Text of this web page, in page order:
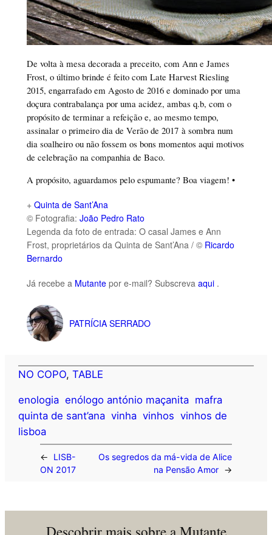
De volta à mesa decorada a preceito, com Ann e James
Frost, o último brinde é feito com Late Harvest Riesling
2015, engarrafado em Agosto de 2016 e dominado por uma
doçura contrabalança por uma acidez, ambas q.b, com o
propósito de terminar a refeição e, ao mesmo tempo,
assinalar o primeiro dia de Verão de 2017 à sombra num
dia soalheiro ou não fossem os bons momentos aqui motivos
de celebração na companhia de Baco.
A propósito, aguardamos pelo espumante? Boa viagem! •
+ Quinta de Sant’Ana
© Fotografia: João Pedro Rato
Legenda da foto de entrada: O casal James e Ann
Frost, proprietários da Quinta de Sant’Ana / © Ricardo
Bernardo
Já recebe a Mutantepor e-mail? Subscreva aqui .
PATRÍCIA SERRADO
NO COPO, TABLE
enologia enólogo antónio maçanita mafra
quinta de sant’ana vinha vinhos vinhos de
lisboa
←
LISB-
ON 2017
Os segredos da má-vida de Alice
na Pensão Amor
→